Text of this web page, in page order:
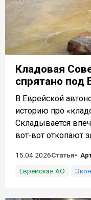
Кладовая
спрятано под
В Еврейской
историю про
Складывается
вот‑вот откопают
15.04.2026Статья
Еврейская АО